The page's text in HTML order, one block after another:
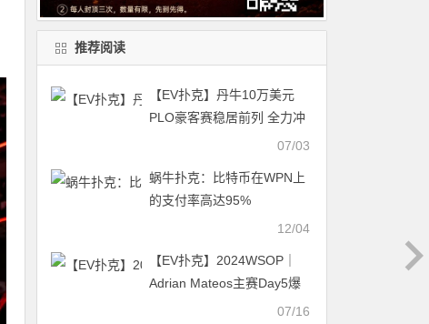
推荐阅读
【EV扑克】丹牛10万美元
PLO豪客赛稳居前列 全力冲
07/03
蜗牛扑克：比特币在WPN上
的支付率高达95%
12/04
【EV扑克】2024WSOP｜
Adrian Mateos主赛Day5爆
冷出局 Ren Lin、丁彪等华
07/16